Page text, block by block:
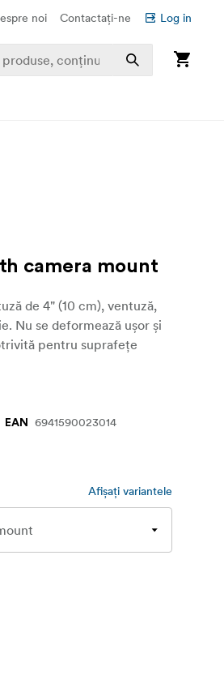
noi Contactați-ne Log in
camera mount
de 4" (10 cm), ventuză,
Nu se deformează ușor și
pentru suprafețe
EAN 6941590023014
Afișați variantele